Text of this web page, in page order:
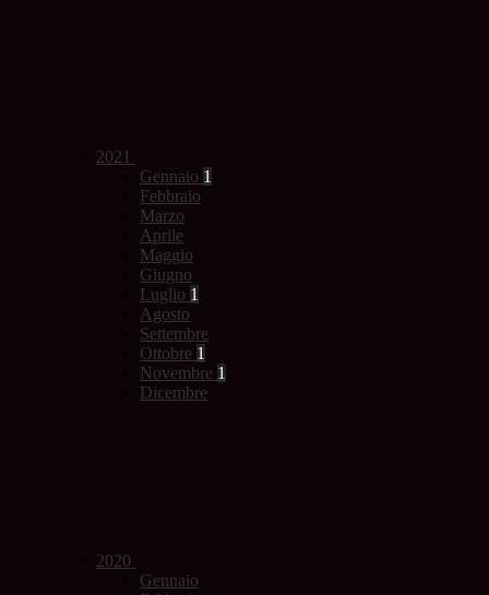
2021
Gennaio 1
Febbraio
Marzo
Aprile
Maggio
Giugno
Luglio 1
Agosto
Settembre
Ottobre 1
Novembre 1
Dicembre
2020
Gennaio